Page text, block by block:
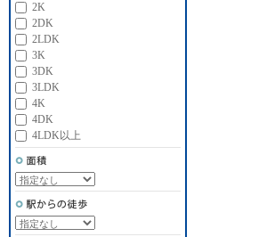
2K
2DK
2LDK
3K
3DK
3LDK
4K
4DK
4LDK以上